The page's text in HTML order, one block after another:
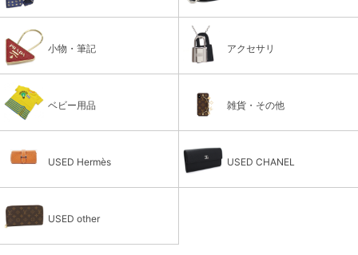
小物・筆記 アクセサリ
ベビー用品 雑貨・その他
USED Hermès USED CHANEL
USED other